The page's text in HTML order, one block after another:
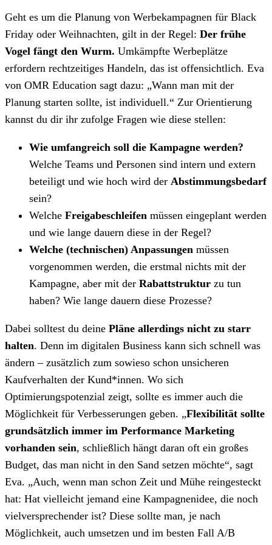
Geht es um die Planung von Werbekampagnen für Black
Friday oder Weihnachten, gilt in der Regel: Der frühe
Vogel fängt den Wurm. Umkämpfte Werbeplätze
erfordern rechtzeitiges Handeln, das ist offensichtlich. Eva
von OMR Education sagt dazu: „Wann man mit der
Planung starten sollte, ist individuell.“ Zur Orientierung
kannst du dir ihr zufolge Fragen wie diese stellen:
Wie umfangreich soll die Kampagne werden?
Welche Teams und Personen sind intern und extern
beteiligt und wie hoch wird der Abstimmungsbedarf
sein?
Welche Freigabeschleifen müssen eingeplant werden
und wie lange dauern diese in der Regel?
Welche (technischen) Anpassungen müssen
vorgenommen werden, die erstmal nichts mit der
Kampagne, aber mit der Rabattstruktur zu tun
haben? Wie lange dauern diese Prozesse?
Dabei solltest du deine Pläne allerdings nicht zu starr
halten. Denn im digitalen Business kann sich schnell was
ändern – zusätzlich zum sowieso schon unsicheren
Kaufverhalten der Kund*innen. Wo sich
Optimierungspotenzial zeigt, sollte es immer auch die
Möglichkeit für Verbesserungen geben. „Flexibilität sollte
grundsätzlich immer im Performance Marketing
vorhanden sein, schließlich hängt daran oft ein großes
Budget, das man nicht in den Sand setzen möchte“, sagt
Eva. „Auch, wenn man schon Zeit und Mühe reingesteckt
hat: Hat vielleicht jemand eine Kampagnenidee, die noch
vielversprechender ist? Diese sollte man, je nach
Möglichkeit, auch umsetzen und im besten Fall A/B